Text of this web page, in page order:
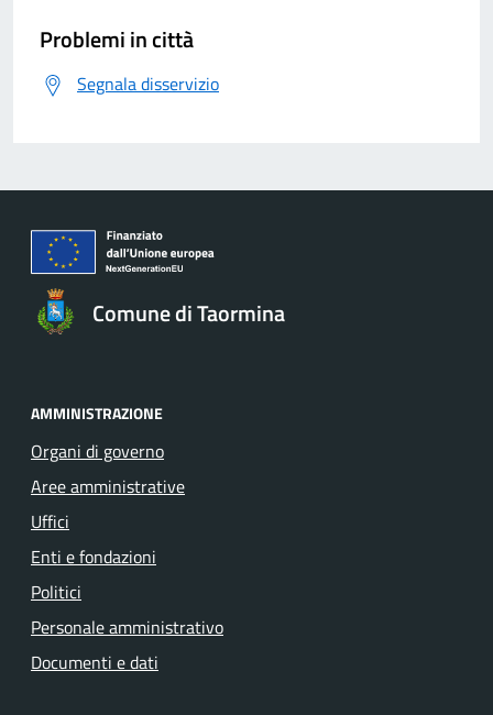
Problemi in città
Segnala disservizio
Comune di Taormina
AMMINISTRAZIONE
Organi di governo
Aree amministrative
Uffici
Enti e fondazioni
Politici
Personale amministrativo
Documenti e dati